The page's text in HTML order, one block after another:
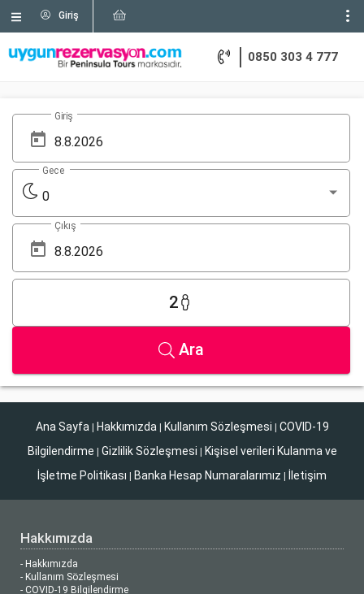
Giriş
0850 303 4 777
Giriş
0
Gece
Çıkış
2
Ara
Ana Sayfa | Hakkımızda | Kullanım Sözleşmesi | COVID-19
Bilgilendirme | Gizlilik Sözleşmesi | Kişisel verileri Kulanma ve
İşletme Politikası | Banka Hesap Numaralarımız | İletişim
Hakkımızda
- Hakkımızda
- Kullanım Sözleşmesi
- COVID-19 Bilgilendirme